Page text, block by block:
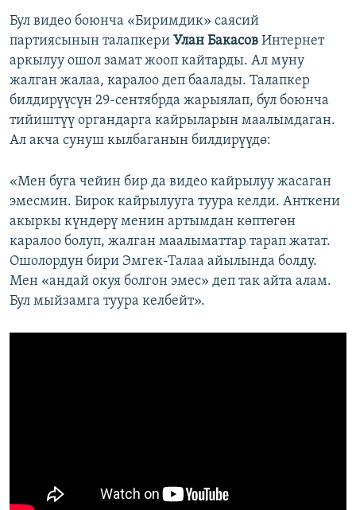
Бул видео боюнча «Биримдик» саясий
партиясынын талапкери Улан Бакасов Интернет
аркылуу ошол замат жооп кайтарды. Ал муну
жалган жалаа, каралоо деп баалады. Талапкер
билдирүүсүн 29-сентябрда жарыялап, бул боюнча
тийиштүү органдарга кайрыларын маалымдаган.
Ал акча сунуш кылбаганын билдирүүдө:
«Мен буга чейин бир да видео кайрылуу жасаган
эмесмин. Бирок кайрылууга туура келди. Анткени
акыркы күндөрү менин артымдан көптөгөн
каралоо болуп, жалган маалыматтар тарап жатат.
Ошолордун бири Эмгек-Талаа айылында болду.
Мен «андай окуя болгон эмес» деп так айта алам.
Бул мыйзамга туура келбейт».